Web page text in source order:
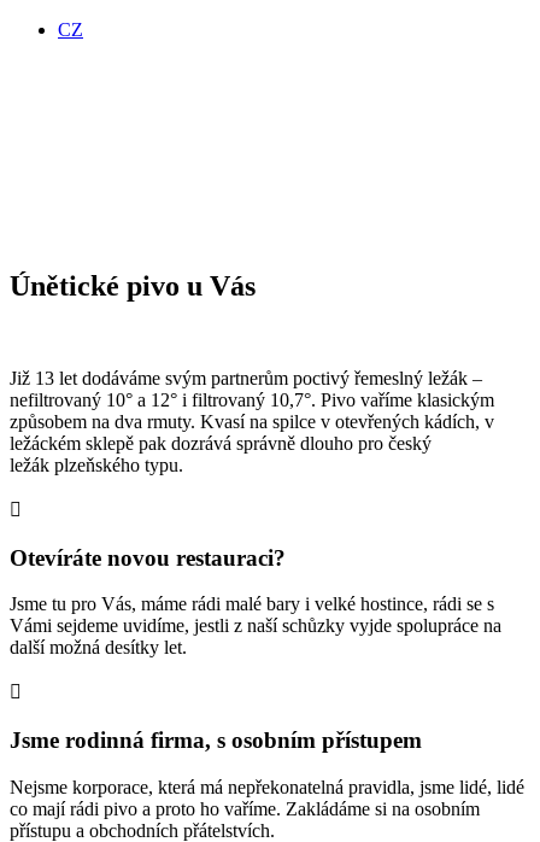
CZ
Únětické pivo u Vás
Již 13 let dodáváme svým partnerům poctivý řemeslný ležák –
nefiltrovaný 10° a 12° i filtrovaný 10,7°. Pivo vaříme klasickým
způsobem na dva rmuty. Kvasí na spilce v otevřených kádích, v
ležáckém sklepě pak dozrává správně dlouho pro český
ležák plzeňského typu.

Otevíráte novou restauraci?
Jsme tu pro Vás, máme rádi malé bary i velké hostince, rádi se s
Vámi sejdeme uvidíme, jestli z naší schůzky vyjde spolupráce na
další možná desítky let.

Jsme rodinná firma, s osobním přístupem
Nejsme korporace, která má nepřekonatelná pravidla, jsme lidé, lidé
co mají rádi pivo a proto ho vaříme. Zakládáme si na osobním
přístupu a obchodních přátelstvích.